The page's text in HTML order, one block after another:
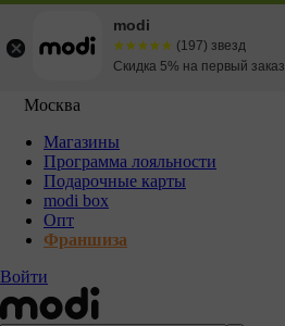
Москва
Магазины
Программа лояльности
Подарочные карты
modi box
Опт
Франшиза
Войти
modi
☆☆☆☆☆
★★★★★ (197) звезд
Скидка 5% на первый заказ